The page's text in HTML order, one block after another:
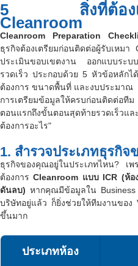
5 สิ่งที่ต้องเตรี
Cleanroom
Cleanroom Preparation
ธุรกิจต้องเตรียมก่อนติดต่อผู้รับเหมา
ประเมินขอบเขตงาน ออกแบบระบ
รวดเร็ว ประกอบด้วย 5 หัวข้อหลัก
ต้องการ ขนาดพื้นที่ และงบประมาณ
การเตรียมข้อมูลให้ครบก่อนติดต่อที
ตอนแรกถึงขั้นตอนสุดท้ายรวดเร็วแ
ต้องการอะไร"
1. สำรวจประเภทธุรกิจ
ธุรกิจของคุณอยู่ในประเภทไหน? เพ
ต้องการCleanroom แบบ ICR (ห้อ
ดันลบ) หากคุณมีข้อมูลใน Business
บริษัทอยู่แล้ว ก็ยิ่งช่วยให้ทีมงานของ
ขึ้นมาก
ประเภทห้อง